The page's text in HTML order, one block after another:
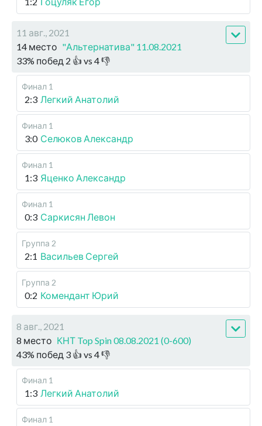
11 авг., 2021
14 место "Альтернатива" 11.08.2021
33% побед 2 👍 vs 4👎
Финал 1
2:3 Легкий Анатолий
Финал 1
3:0 Селюков Александр
Финал 1
1:3 Яценко Александр
Финал 1
0:3 Саркисян Левон
Группа 2
2:1 Васильев Сергей
Группа 2
0:2 Комендант Юрий
8 авг., 2021
8 место КНТ Top Spin 08.08.2021 (0-600)
43% побед 3 👍 vs 4👎
Финал 1
1:3 Легкий Анатолий
Финал 1